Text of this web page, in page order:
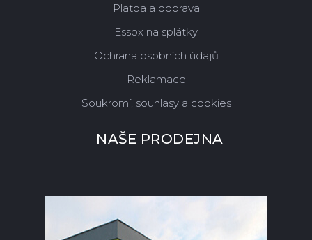
Platba a doprava
Essox na splátky
Ochrana osobních údajů
Reklamace
Soukromí, souhlasy a cookies
NAŠE PRODEJNA